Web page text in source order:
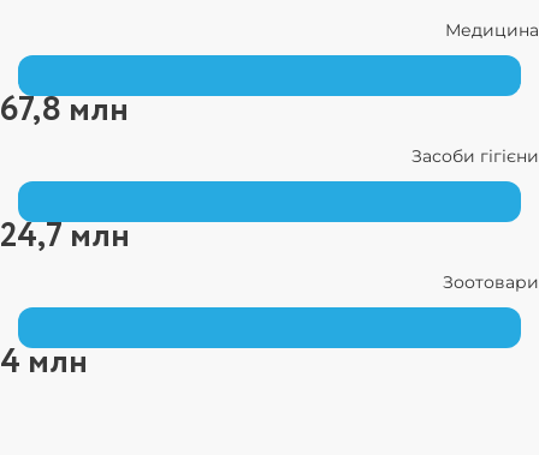
Медицина
67,8 млн
Засоби гігієни
24,7 млн
Зоотовари
4 млн